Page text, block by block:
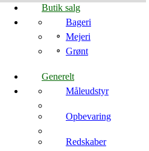
Butik salg
Bageri
Mejeri
Grønt
Generelt
Måleudstyr
Opbevaring
Redskaber